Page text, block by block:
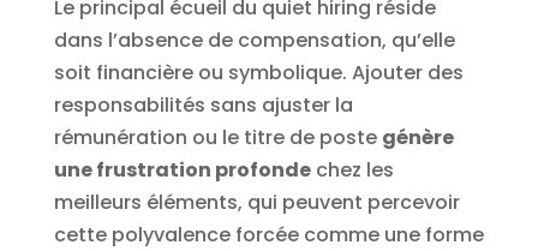
Le principal écueil du quiet hiring réside
dans l’absence de compensation, qu’elle
soit financière ou symbolique. Ajouter des
responsabilités sans ajuster la
rémunération ou le titre de poste génère
une frustration profondechez les
meilleurs éléments, qui peuvent percevoir
cette polyvalence forcée comme une forme